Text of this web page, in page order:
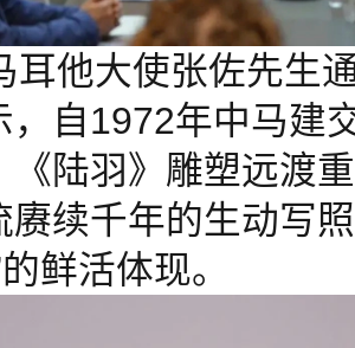
耳他大使张佐先生
，自1972年中马建
《陆羽》雕塑远渡
赓续千年的生动写
鲜活体现。